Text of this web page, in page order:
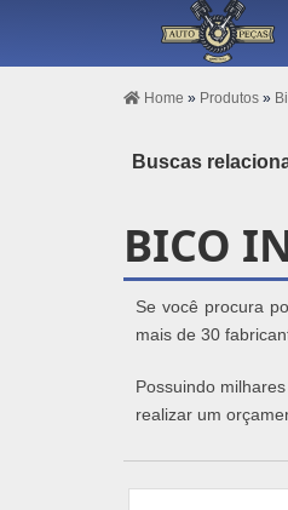
Home » Produtos »
Buscas
BICO
Se você procura
mais de 30
Possuindo
realizar um